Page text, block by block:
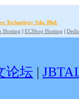
Technology Sdn. Bhd.
Hosting | ECShop Hosting |
论坛 |